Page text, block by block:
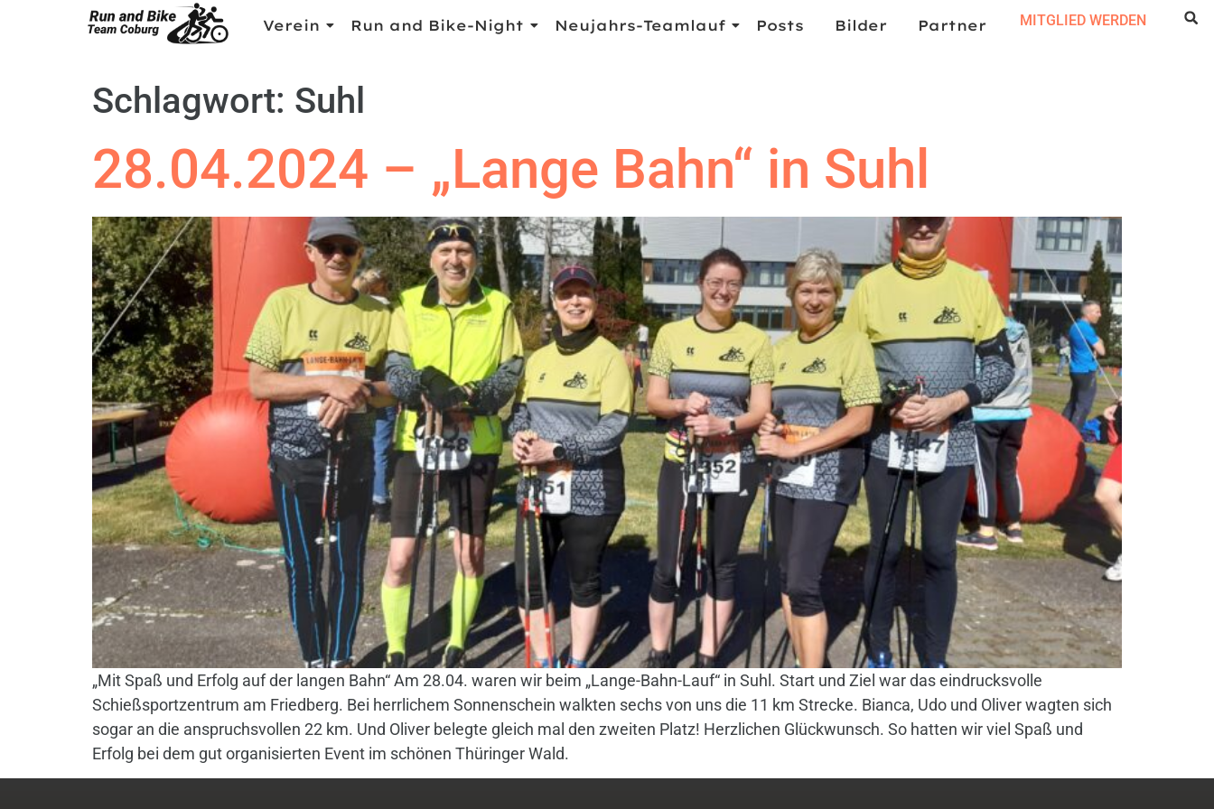
Verein Run and Bike-Night Neujahrs-Teamlauf Posts Bilder Partner MITGLIED WERDEN
Schlagwort: Suhl
28.04.2024 – „Lange Bahn“ in Suhl
„Mit Spaß und Erfolg auf der langen Bahn“ Am 28.04. waren wir beim „Lange-Bahn-Lauf“ in Suhl. Start und Ziel war das eindrucksvolle
Schießsportzentrum am Friedberg. Bei herrlichem Sonnenschein walkten sechs von uns die 11 km Strecke. Bianca, Udo und Oliver wagten sich
sogar an die anspruchsvollen 22 km. Und Oliver belegte gleich mal den zweiten Platz! Herzlichen Glückwunsch. So hatten wir viel Spaß und
Erfolg bei dem gut organisierten Event im schönen Thüringer Wald.